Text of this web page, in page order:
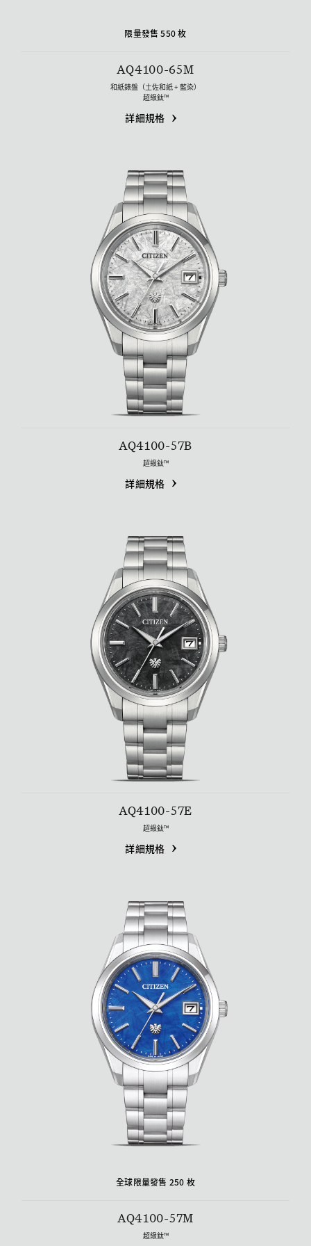
限量發售 550 枚
AQ4100-65M
和紙錶盤（土佐和紙 + 藍染）
超級鈦™
詳細規格
AQ4100-57B
超級鈦™
詳細規格
AQ4100-57E
超級鈦™
詳細規格
全球限量發售 250 枚
AQ4100-57M
超級鈦™